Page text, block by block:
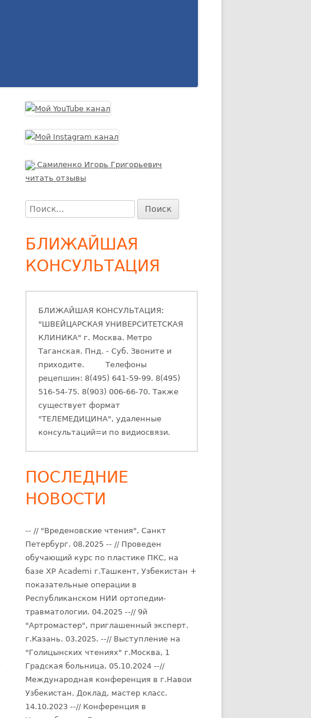
Самиленко Игорь Григорьевич
читать отзывы
Найти:
БЛИЖАЙШАЯ
КОНСУЛЬТАЦИЯ
БЛИЖАЙШАЯ КОНСУЛЬТАЦИЯ:
"ШВЕЙЦАРСКАЯ УНИВЕРСИТЕТСКАЯ
КЛИНИКА" г. Москва. Метро
Таганская. Пнд. - Суб. Звоните и
приходите. Телефоны
рецепшин: 8(495) 641-59-99. 8(495)
516-54-75. 8(903) 006-66-70. Также
существует формат
"ТЕЛЕМЕДИЦИНА", удаленные
консультаций=и по видиосвязи.
ПОСЛЕДНИЕ
НОВОСТИ
-- // "Вреденовские чтения", Санкт
Петербург. 08.2025 -- // Проведен
обучающий курс по пластике ПКС, на
базе XP Academi г.Ташкент, Узбекистан +
показательные операции в
Республиканском НИИ ортопедии-
травматологии. 04.2025 --// 9й
"Артромастер", приглашенный эксперт.
г.Казань. 03.2025. --// Выступление на
"Голицынских чтениях" г.Москва, 1
Градская больница, 05.10.2024 --//
Международная конференция в г.Навои
Узбекистан. Доклад, мастер класс.
14.10.2023 --// Конференция в